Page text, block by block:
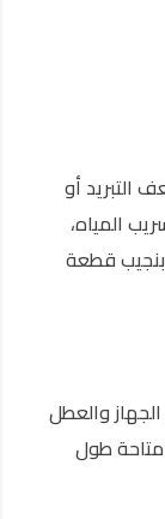
التبريد أو
المياه،
بنجيب قطعة
والعطل
متاحة طول